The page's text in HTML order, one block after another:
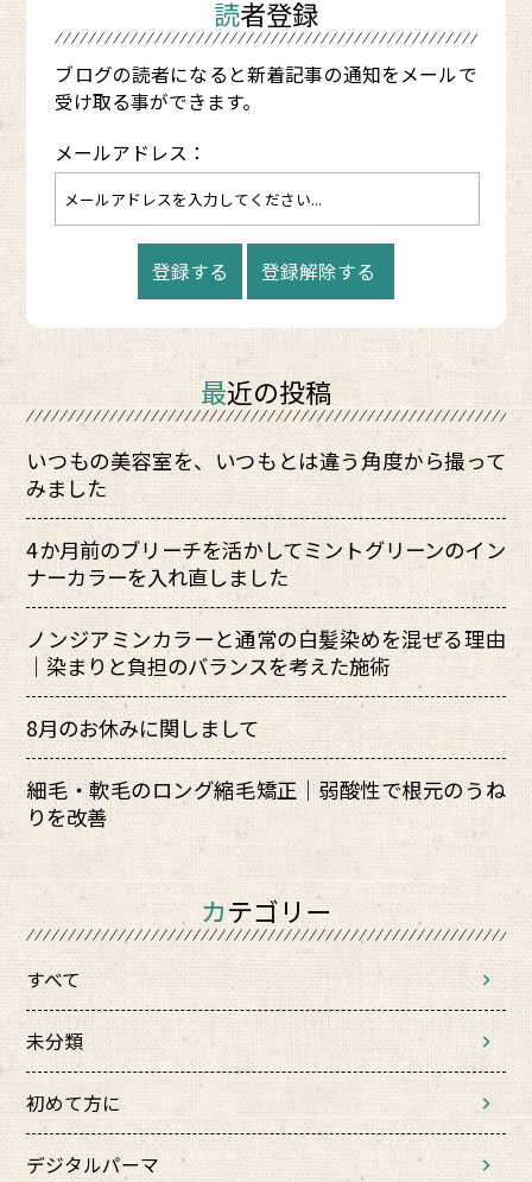
読者登録
ブログの読者になると新着記事の通知をメールで
受け取る事ができます。
メールアドレス：
最近の投稿
いつもの美容室を、いつもとは違う角度から撮って
みました
4か月前のブリーチを活かしてミントグリーンのイン
ナーカラーを入れ直しました
ノンジアミンカラーと通常の白髪染めを混ぜる理由
｜染まりと負担のバランスを考えた施術
8月のお休みに関しまして
細毛・軟毛のロング縮毛矯正｜弱酸性で根元のうね
りを改善
カテゴリー
すべて
未分類
初めて方に
デジタルパーマ